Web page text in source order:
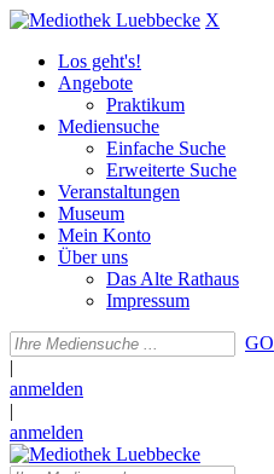
X
Los geht's!
Angebote
Praktikum
Mediensuche
Einfache Suche
Erweiterte Suche
Veranstaltungen
Museum
Mein Konto
Über uns
Das Alte Rathaus
Impressum
GO
|
anmelden
|
anmelden